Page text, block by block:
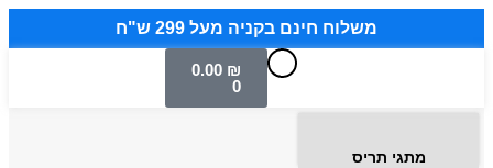
משלוח חינם בקניה מעל 299 ש"ח
0.00 ₪
0
מתגי תריס